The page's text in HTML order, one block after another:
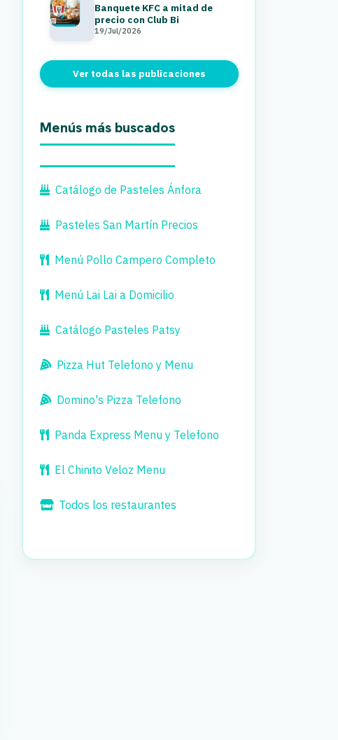
Banquete KFC a mitad de
precio con Club Bi
19/Jul/2026
Ver todas las publicaciones
Menús más buscados
Catálogo de Pasteles Ánfora
Pasteles San Martín Precios
Menú Pollo Campero Completo
Menú Lai Lai a Domicilio
Catálogo Pasteles Patsy
Pizza Hut Telefono y Menu
Domino's Pizza Telefono
Panda Express Menu y Telefono
El Chinito Veloz Menu
Todos los restaurantes